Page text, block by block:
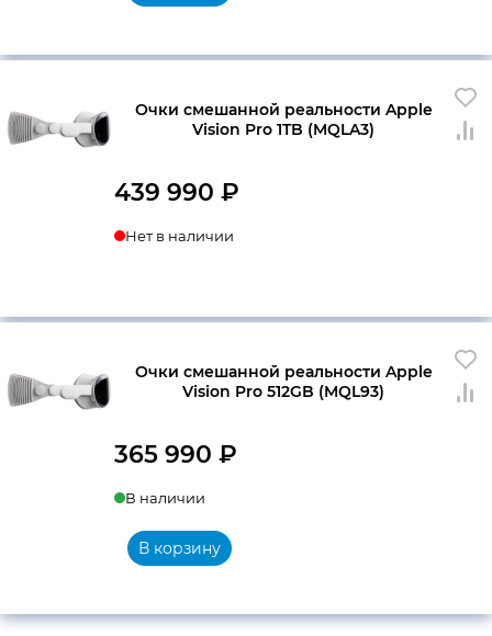
Очки смешанной реальности Apple
Vision Pro 1TB (MQLA3)
439 990 ₽
Нет в наличии
Очки смешанной реальности Apple
Vision Pro 512GB (MQL93)
365 990 ₽
В наличии
В корзину